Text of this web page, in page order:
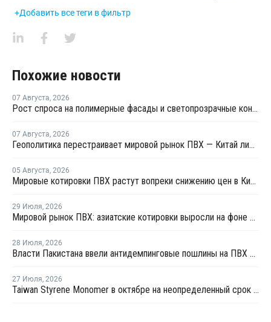
+Добавить все теги в фильтр
Похожие новости
07 Августа, 2026
Рост спроса на полимерные фасады и светопрозрачные конструкции: на "Архстоянии" оценили технический потенциал ПВХ и ПК
07 Августа, 2026
Геополитика перестраивает мировой рынок ПВХ — Китай лидирует в экспорте
05 Августа, 2026
Мировые котировки ПВХ растут вопреки снижению цен в Китае
29 Июля, 2026
Мировой рынок ПВХ: азиатские котировки выросли на фоне смешанных тенденций в Китае
28 Июля, 2026
Власти Пакистана ввели антидемпинговые пошлины на ПВХ из США и Индонезии
27 Июля, 2026
Taiwan Styrene Monomer в октябре на неопределенный срок остановит установку EBSM